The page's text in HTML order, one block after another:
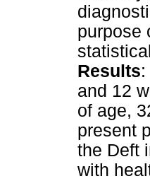
purpose
Results
and 12
of age,
present
the Deft
with